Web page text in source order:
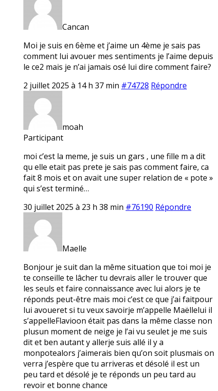
Cancan
Moi je suis en 6ème et j’aime un 4ème je sais pas
comment lui avouer mes sentiments je l’aime depuis
le ce2 mais je n’ai jamais osé lui dire comment faire?
2 juillet 2025 à 14 h 37 min #74728 Répondre
moah
Participant
moi c’est la meme, je suis un gars , une fille m a dit
qu elle etait pas prete je sais pas comment faire, ca
fait 8 mois et on avait une super relation de « pote »
qui s’est terminé…
30 juillet 2025 à 23 h 38 min #76190 Répondre
Maelle
Bonjour je suit dan la même situation que toi moi je
te conseille te lâcher tu devrais aller le trouver que
les seuls et faire connaissance avec lui alors je te
réponds peut-être mais moi c’est ce que j’ai faitpour
lui avoueret si tu veux savoirje m’appelle Maëllelui il
s’appelleFlavioon était pas dans la même classe non
plusun moment de neige je l’ai vu seulet je me suis
dit et ben autant y allerje suis allé il y a
monpotealors j’aimerais bien qu’on soit plusmais on
verra j’espère que tu arriveras et désolé il est un
peu tard et désolé je te réponds un peu tard au
revoir et bonne chance